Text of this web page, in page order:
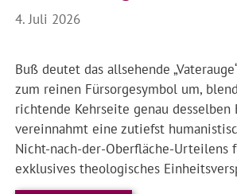
4. Juli 2026
Buß deutet das allsehende
zum reinen Fürsorgesymbol um,
richtende Kehrseite genau desselben
vereinnahmt eine zutiefst
Nicht-nach-der-Oberfläche-Urteilens
exklusives theologisches